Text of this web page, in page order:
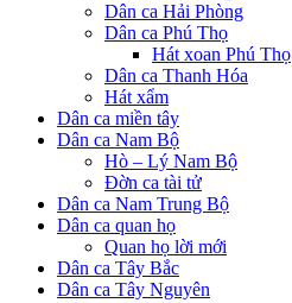
Dân ca Hải Phòng
Dân ca Phú Thọ
Hát xoan Phú Thọ
Dân ca Thanh Hóa
Hát xẩm
Dân ca miền tây
Dân ca Nam Bộ
Hò – Lý Nam Bộ
Đờn ca tài tử
Dân ca Nam Trung Bộ
Dân ca quan họ
Quan họ lời mới
Dân ca Tây Bắc
Dân ca Tây Nguyên